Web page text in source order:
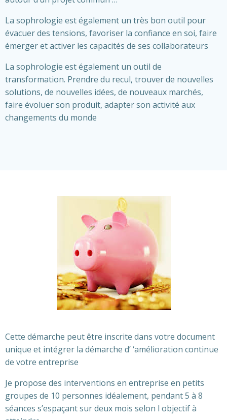
La sophrologie est également un très bon outil pour
évacuer des tensions, favoriser la confiance en soi, faire
émerger et activer les capacités de ses collaborateurs
La sophrologie est également un outil de
transformation. Prendre du recul, trouver de nouvelles
solutions, de nouvelles idées, de nouveaux marchés,
faire évoluer son produit, adapter son activité aux
changements du monde
Cette démarche peut être inscrite dans votre document
unique et intégrer la démarche d’ ‘amélioration continue
de votre entreprise
Je propose des interventions en entreprise en petits
groupes de 10 personnes idéalement, pendant 5 à 8
séances s’espaçant sur deux mois selon l objectif à